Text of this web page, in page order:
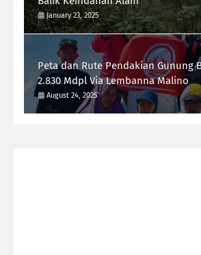
January 23, 2025
Peta dan Rute Pendakian Gunung
2.830 Mdpl Via Lembanna Malino
August 24, 2025